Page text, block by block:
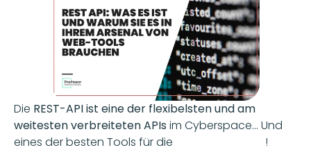
Die REST-API ist eine der flexibelsten und am
weitesten verbreiteten APIs im Cyberspace... Und
eines der besten Tools für die
!